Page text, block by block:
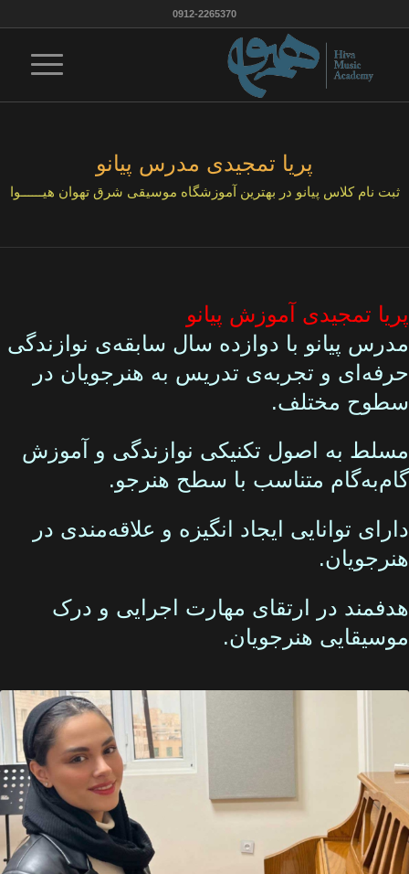
0912-2265370
پریا تمجیدی مدرس پیانو
ثبت نام کلاس پیانو در بهترین آموزشگاه موسیقی شرق تهوان هیــــــوا
پریا تمجیدی آموزش پیانو
مدرس پیانو با دوازده سال سابقه‌ی نوازندگی
حرفه‌ای و تجربه‌ی تدریس به هنرجویان در
سطوح مختلف.
مسلط به اصول تکنیکی نوازندگی و آموزش
گام‌به‌گام متناسب با سطح هنرجو.
دارای توانایی ایجاد انگیزه و علاقه‌مندی در
هنرجویان.
هدفمند در ارتقای مهارت اجرایی و درک
موسیقایی هنرجویان.